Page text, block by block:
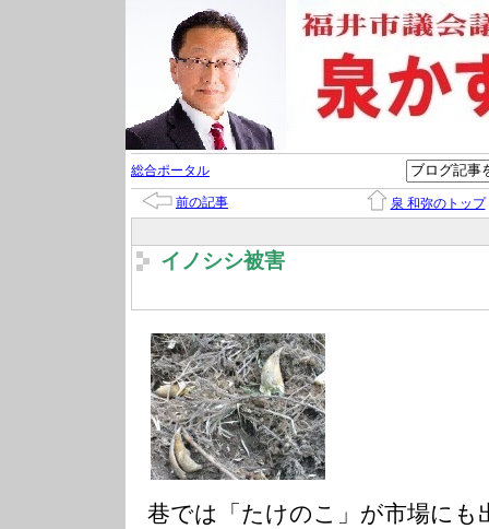
総合ポータル
前の記事 泉 和弥のトップ
イノシシ被害
巷では「たけのこ」が市場にも